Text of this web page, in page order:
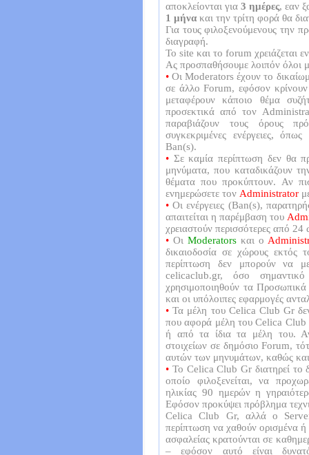
αποκλείονται για 3 ημέρες, εαν
1 μήνα και την τρίτη φορά θα
Για τους φιλοξενούμενους την
διαγραφή.
Το site και το forum χρειάζεται
Ας προσπαθήσουμε λοιπόν όλοι
• Οι Moderators έχουν το
σε άλλο Forum, εφόσον
μεταφέρουν κάποιο θέμα
προσεκτικά από τον
παραβιάζουν τους όρους
συγκεκριμένες ενέργειες,
Ban(s).
• Σε καμία περίπτωση δεν θα
μηνύματα, που καταδικάζουν
θέματα που προκύπτουν. Αν
ενημερώσετε τον Administrator
• Οι ενέργειες (Ban(s),
απαιτείται η παρέμβαση του
χρειαστούν περισσότερες από 24
• Οι Moderators και o
δικαιοδοσία σε χώρους
περίπτωση δεν μπορούν να
celicaclub.gr, όσο
χρησιμοποιηθούν τα
και οι υπόλοιπες εφαρμογές
• Τα μέλη του Celica Club Gr
που αφορά μέλη του Celica Club
ή από τα ίδια τα μέλη του.
στοιχείων σε δημόσιο Forum,
αυτών των μηνυμάτων, καθώς
• Το Celica Club Gr διατηρεί το
οποίο φιλοξενείται, να
ηλικίας 90 ημερών η
Εφόσον προκύψει πρόβλημα
Celica Club Gr, αλλά ο Server,
περίπτωση να χαθούν ορισμένα
ασφαλείας κρατούνται σε
– εφόσον αυτό είναι